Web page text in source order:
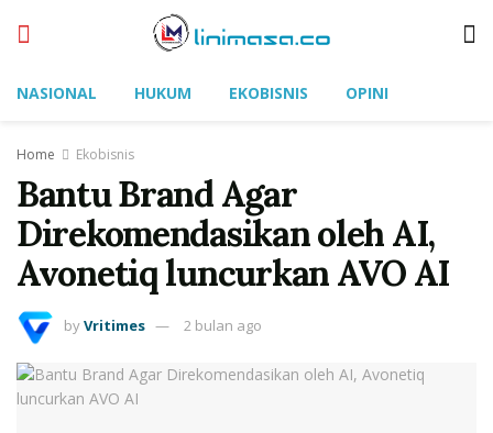
NASIONAL HUKUM EKOBISNIS OPINI
Home Ekobisnis
Bantu Brand Agar
Direkomendasikan oleh AI,
Avonetiq luncurkan AVO AI
byVritimes 2 bulan ago